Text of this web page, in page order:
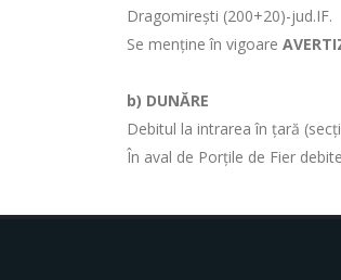
Dragomirești (200+20)-jud.IF.
Se menține în vigoare
b) DUNĂRE
Debitul la intrarea în ţară
În aval de Porţile de Fier